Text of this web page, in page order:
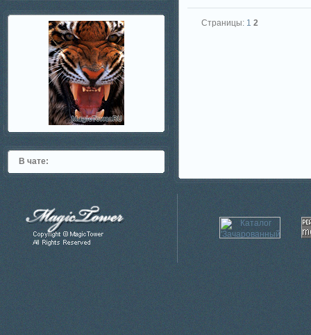
В чате:
Страницы: 1 2